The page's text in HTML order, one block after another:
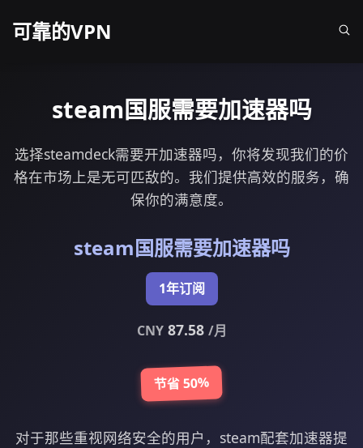
可靠的VPN
steam国服需要加速器吗
选择steamdeck需要开加速器吗，你将发现我们的价
格在市场上是无可匹敌的。我们提供高效的服务，确
保你的满意度。
steam国服需要加速器吗
1年订阅
CNY87.58 /月
节省 50%
对于那些重视网络安全的用户，steam配套加速器提